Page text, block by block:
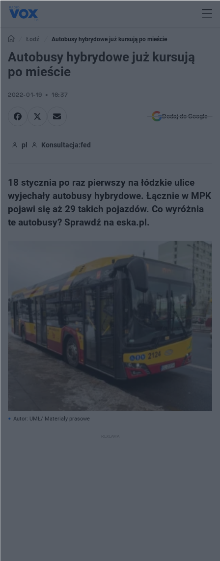
Łodź Autobusy hybrydowe już kursują po mieście
Autobusy hybrydowe już kursują
po mieście
2022-01-19 16:37
Dodaj do Google
pl Konsultacja:fed
18 stycznia po raz pierwszy na łódzkie ulice
wyjechały autobusy hybrydowe. Łącznie w MPK
pojawi się aż 29 takich pojazdów. Co wyróżnia
te autobusy? Sprawdź na eska.pl.
Autor: UMŁ/ Materiały prasowe